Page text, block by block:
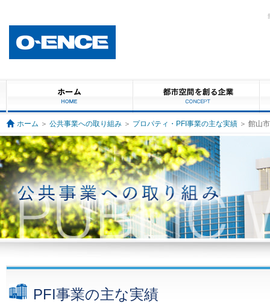
ホーム ＞ 公共事業への取り組み ＞ プロパティ・PFI事業の主な実績 ＞ 館山
PFI事業の主な実績